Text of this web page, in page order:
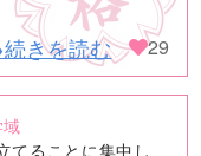
きを読む 29
てることに集中し